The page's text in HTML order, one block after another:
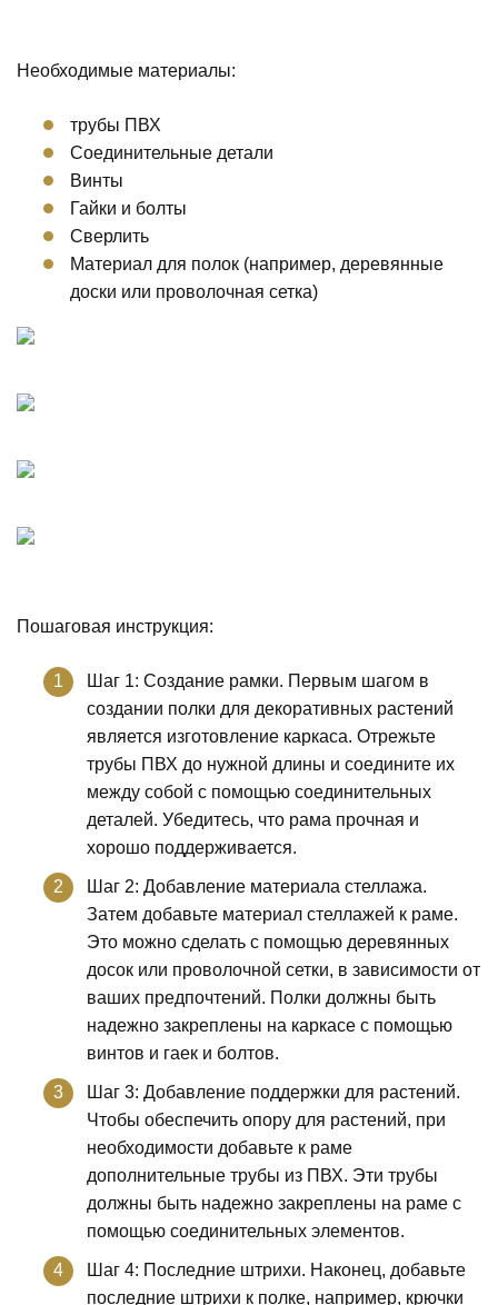
Необходимые материалы:
трубы ПВХ
Соединительные детали
Винты
Гайки и болты
Сверлить
Материал для полок (например, деревянные
доски или проволочная сетка)
Пошаговая инструкция:
Шаг 1: Создание рамки. Первым шагом в
создании полки для декоративных растений
является изготовление каркаса. Отрежьте
трубы ПВХ до нужной длины и соедините их
между собой с помощью соединительных
деталей. Убедитесь, что рама прочная и
хорошо поддерживается.
Шаг 2: Добавление материала стеллажа.
Затем добавьте материал стеллажей к раме.
Это можно сделать с помощью деревянных
досок или проволочной сетки, в зависимости от
ваших предпочтений. Полки должны быть
надежно закреплены на каркасе с помощью
винтов и гаек и болтов.
Шаг 3: Добавление поддержки для растений.
Чтобы обеспечить опору для растений, при
необходимости добавьте к раме
дополнительные трубы из ПВХ. Эти трубы
должны быть надежно закреплены на раме с
помощью соединительных элементов.
Шаг 4: Последние штрихи. Наконец, добавьте
последние штрихи к полке, например, крючки